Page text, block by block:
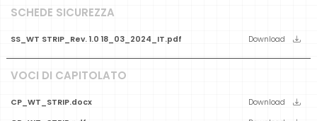
SCHEDE SICUREZZA
SS_WT STRIP_Rev. 1.0 18_03_2024_IT.pdf Download
VOCI DI CAPITOLATO
CP_WT_STRIP.docx
Download